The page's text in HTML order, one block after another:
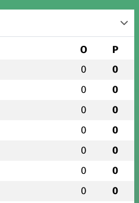
O P
0 0
0 0
0 0
0 0
0 0
0 0
0 0